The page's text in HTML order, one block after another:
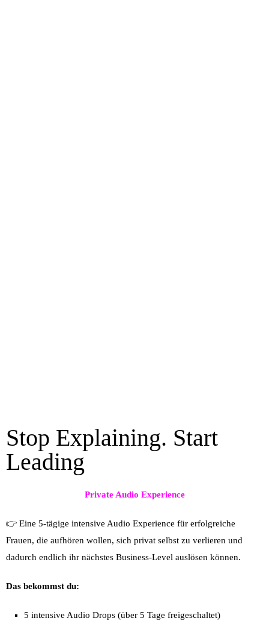
Stop Explaining. Start
Leading
Private Audio Experience
👉 Eine 5-tägige intensive Audio Experience für erfolgreiche
Frauen, die aufhören wollen, sich privat selbst zu verlieren und
dadurch endlich ihr nächstes Business-Level auslösen können.
Das bekommst du:
5 intensive Audio Drops (über 5 Tage freigeschaltet)